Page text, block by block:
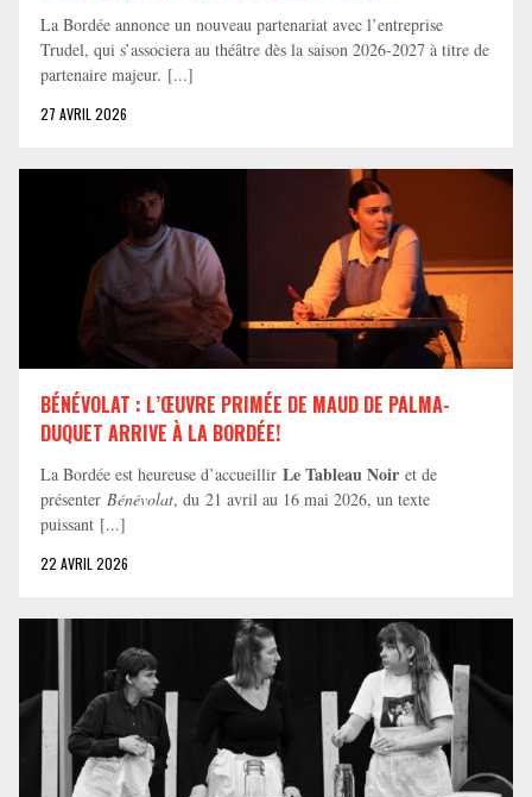
La Bordée annonce un nouveau partenariat avec l’entreprise
Trudel, qui s’associera au théâtre dès la saison 2026-2027 à titre de
partenaire majeur. [...]
27 AVRIL 2026
BÉNÉVOLAT : L’ŒUVRE PRIMÉE DE MAUD DE PALMA-
DUQUET ARRIVE À LA BORDÉE!
La Bordée est heureuse d’accueillir Le Tableau Noir et de
présenter Bénévolat, du 21 avril au 16 mai 2026, un texte
puissant [...]
22 AVRIL 2026